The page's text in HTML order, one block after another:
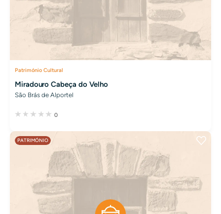
Património Cultural
Miradouro Cabeça do Velho
São Brás de Alportel
0
PATRIMÓNIO